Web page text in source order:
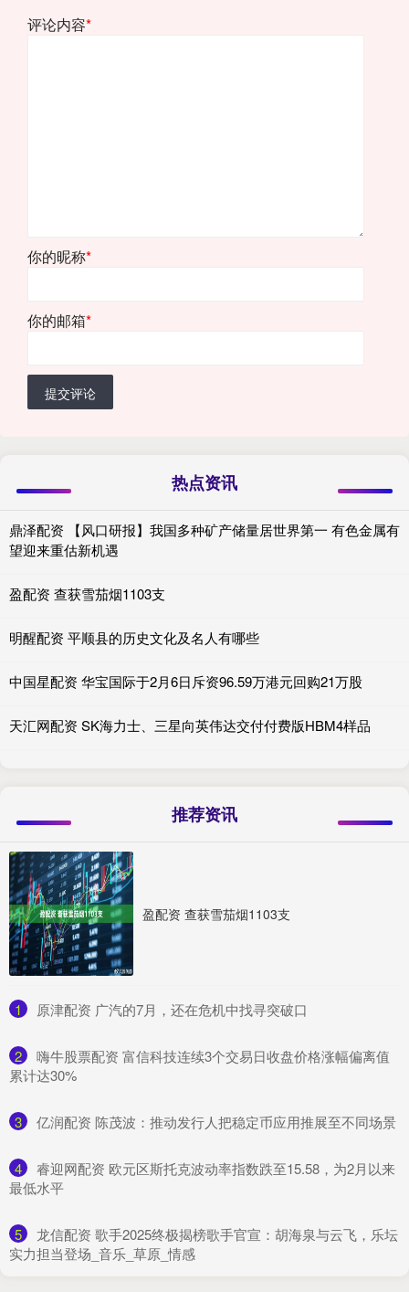
评论内容*
你的昵称*
你的邮箱*
提交评论
热点资讯
鼎泽配资 【风口研报】我国多种矿产储量居世界第一 有色金属有
望迎来重估新机遇
盈配资 查获雪茄烟1103支
明醒配资 平顺县的历史文化及名人有哪些
中国星配资 华宝国际于2月6日斥资96.59万港元回购21万股
天汇网配资 SK海力士、三星向英伟达交付付费版HBM4样品
推荐资讯
盈配资 查获雪茄烟1103支
1 ​原津配资 广汽的7月，还在危机中找寻突破口
2
​嗨牛股票配资 富信科技连续3个交易日收盘价格涨幅偏离值
累计达30%
3 ​亿润配资 陈茂波：推动发行人把稳定币应用推展至不同场景
4
​睿迎网配资 欧元区斯托克波动率指数跌至15.58，为2月以来
最低水平
5
​龙信配资 歌手2025终极揭榜歌手官宣：胡海泉与云飞，乐坛
实力担当登场_音乐_草原_情感